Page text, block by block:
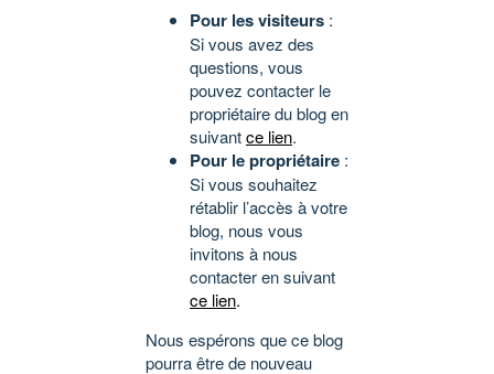
Pour les visiteurs :
Si vous avez des
questions, vous
pouvez contacter le
propriétaire du blog en
suivantce lien.
Pour le propriétaire :
Si vous souhaitez
rétablir l’accès à votre
blog, nous vous
invitons à nous
contacter en suivant
ce lien.
Nous espérons que ce blog
pourra être de nouveau